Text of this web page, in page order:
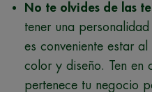
No te olvides de las
tener una
es conveniente estar
color y diseño. Ten en
pertenece tu negocio